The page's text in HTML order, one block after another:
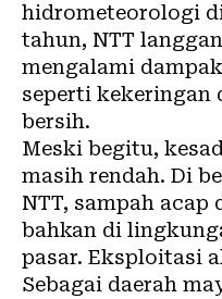
hidrometeorologi
tahun, NTT
mengalami
seperti kekeringan
bersih.
Meski begitu,
masih rendah. Di
NTT, sampah acap
bahkan di
pasar. Eksploitasi
Sebagai daerah